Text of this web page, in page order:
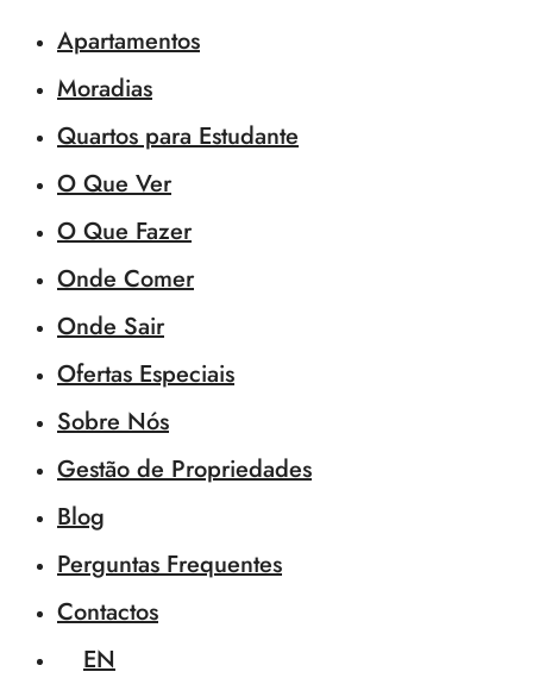
Apartamentos
Moradias
Quartos para Estudante
O Que Ver
O Que Fazer
Onde Comer
Onde Sair
Ofertas Especiais
Sobre Nós
Gestão de Propriedades
Blog
Perguntas Frequentes
Contactos
EN